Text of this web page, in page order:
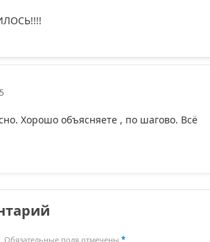
Хорошо объясняете , по шагово. Всё
Обязательные поля отмечены *